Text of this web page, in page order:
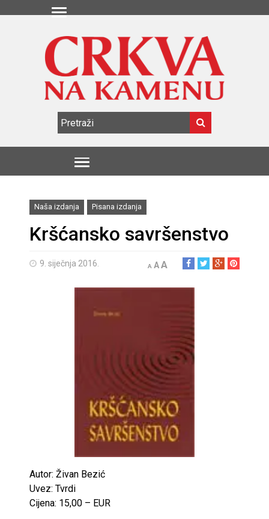
Naša izdanja Pisana izdanja
Kršćansko savršenstvo
9. siječnja 2016. A AA
Autor: Živan Bezić
Uvez: Tvrdi
Cijena: 15,00 – EUR